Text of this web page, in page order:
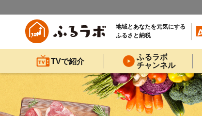
地域とあなたを元気にする
ふるさと納税
TVで紹介
ふるラボ
チャンネル